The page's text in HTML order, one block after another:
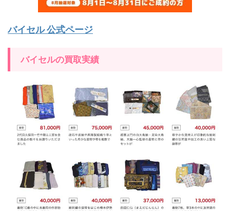
バイセル 公式ページ
バイセルの買取実績